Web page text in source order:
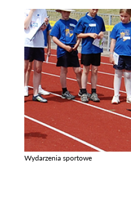
Wydarzenia sportowe